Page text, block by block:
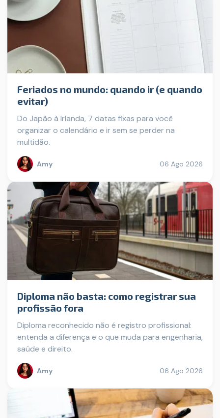
Feriados no mundo: quando ir (e quando
evitar)
Do Japão à Irlanda, 7 datas fixas para você
organizar o calendário e ir sem se perder na
multidão.
Amy 06 Ago 2026
Diploma não basta: como registrar sua
profissão fora
Diploma reconhecido não é registro profissional:
entenda a diferença e o que muda para engenharia,
saúde e direito.
Amy 06 Ago 2026